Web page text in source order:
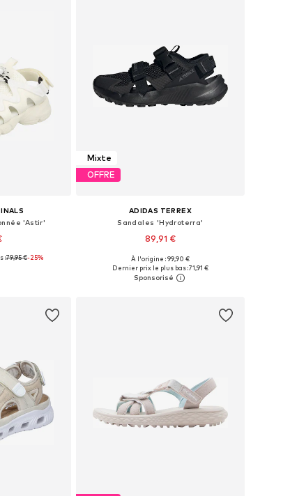
'Astir'
39-39,5
:79,95 €-25%
Mixte
OFFRE
ADIDAS TERREX
Sandales 'Hydroterra'
89,91 €
Tailles disponibles: 36,5-37, 38
Ajouter au panier
À l'origine : 99,90 €
Dernier prix le plus bas :71,91 €